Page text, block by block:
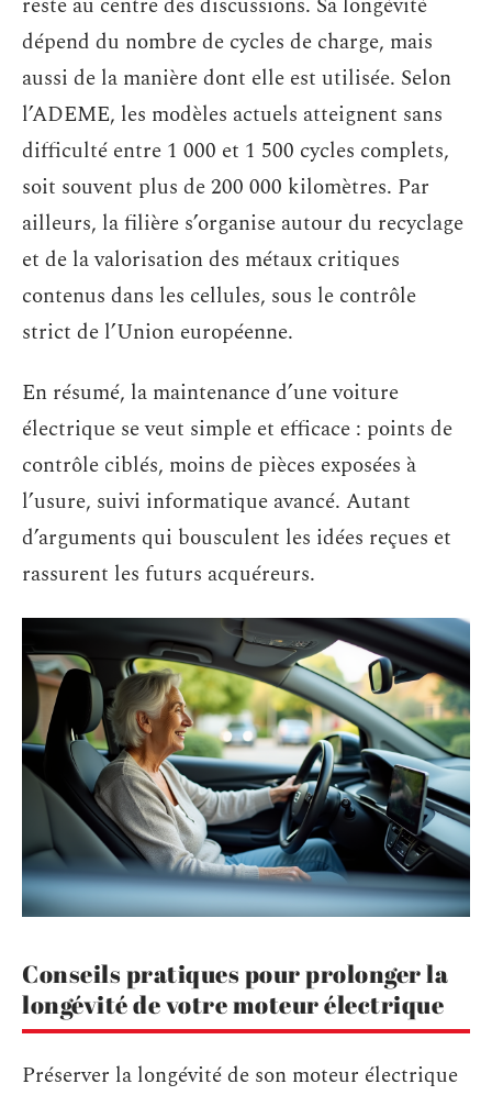
dépend du nombre de cycles de charge, mais
aussi de la manière dont elle est utilisée. Selon
l’ADEME, les modèles actuels atteignent sans
difficulté entre 1 000 et 1 500 cycles complets,
soit souvent plus de 200 000 kilomètres. Par
ailleurs, la filière s’organise autour du recyclage
et de la valorisation des métaux critiques
contenus dans les cellules, sous le contrôle
strict de l’Union européenne.
En résumé, la maintenance d’une voiture
électrique se veut simple et efficace : points de
contrôle ciblés, moins de pièces exposées à
l’usure, suivi informatique avancé. Autant
d’arguments qui bousculent les idées reçues et
rassurent les futurs acquéreurs.
Conseils pratiques pour prolonger la
longévité de votre moteur électrique
Préserver la longévité de son moteur électrique